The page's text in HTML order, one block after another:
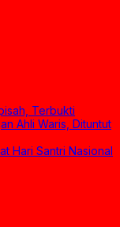
Terbukti
Ahli Waris, Dituntut
Hari Santri Nasional